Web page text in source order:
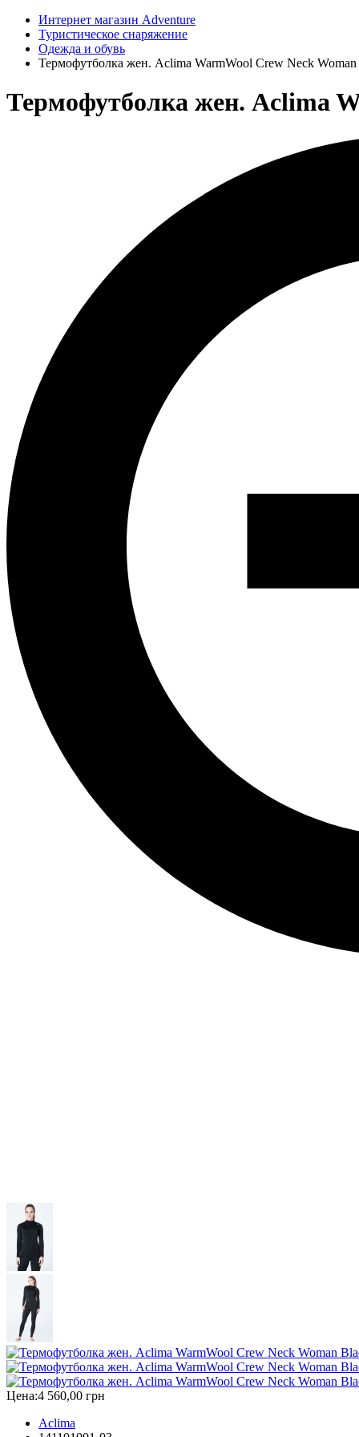
Интернет магазин Adventure
Туристическое снаряжение
Одежда и обувь
Термофутболка жен. Aclima WarmWool Crew Neck
Термофутболка жен. Aclima
Цена:4 560,00 грн
Aclima